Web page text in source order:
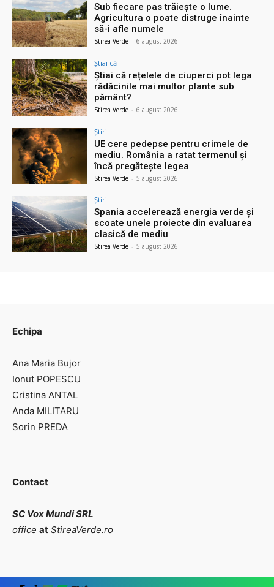
Sub fiecare pas trăiește o lume.
Agricultura o poate distruge înainte
să-i afle numele
Stirea Verde - 6 august 2026
Știai că
Știai că rețelele de ciuperci pot lega
rădăcinile mai multor plante sub
pământ?
Stirea Verde - 6 august 2026
Știri
UE cere pedepse pentru crimele de
mediu. România a ratat termenul și
încă pregătește legea
Stirea Verde - 5 august 2026
Știri
Spania accelerează energia verde și
scoate unele proiecte din evaluarea
clasică de mediu
Stirea Verde - 5 august 2026
Echipa
Ana Maria Bujor
Ionut POPESCU
Cristina ANTAL
Anda MILITARU
Sorin PREDA
Contact
SC Vox Mundi SRL
office at StireaVerde.ro